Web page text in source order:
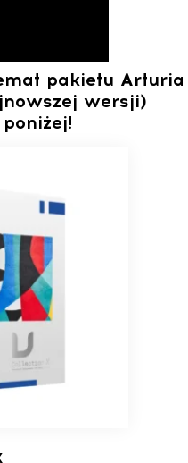
pakietu Arturia
wersji)